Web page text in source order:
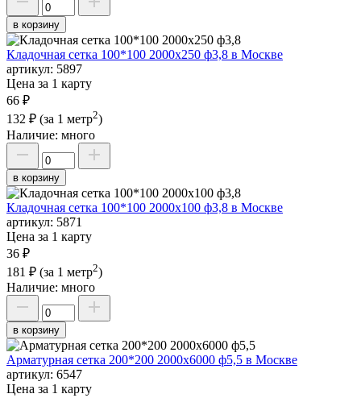
в корзину
Кладочная сетка 100*100 2000х250 ф3,8 в Москве
артикул: 5897
Цена за 1 карту
66 ₽
132 ₽ (за 1 метр2)
Наличие: много
в корзину
Кладочная сетка 100*100 2000х100 ф3,8 в Москве
артикул: 5871
Цена за 1 карту
36 ₽
181 ₽ (за 1 метр2)
Наличие: много
в корзину
Арматурная сетка 200*200 2000х6000 ф5,5 в Москве
артикул: 6547
Цена за 1 карту